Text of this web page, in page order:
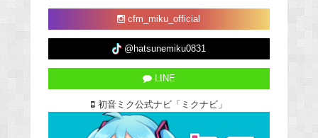
cfm_miku_official
@hatsunemiku0831
LINE
初音ミク公式ナビ「ミクナビ」